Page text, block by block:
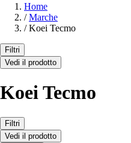
Home
/ Marche
/ Koei Tecmo
Filtri
Vedi il prodotto
Koei Tecmo
Filtri
Vedi il prodotto